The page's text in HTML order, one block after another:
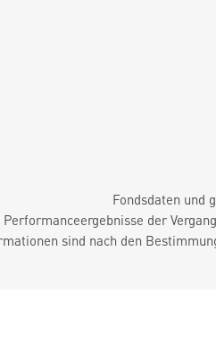
Fondsdaten und
Performanceergebnisse der
sind nach den